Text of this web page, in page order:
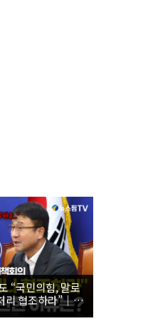
“국민의힘, 말로
리 협조하라”｜
대책회의